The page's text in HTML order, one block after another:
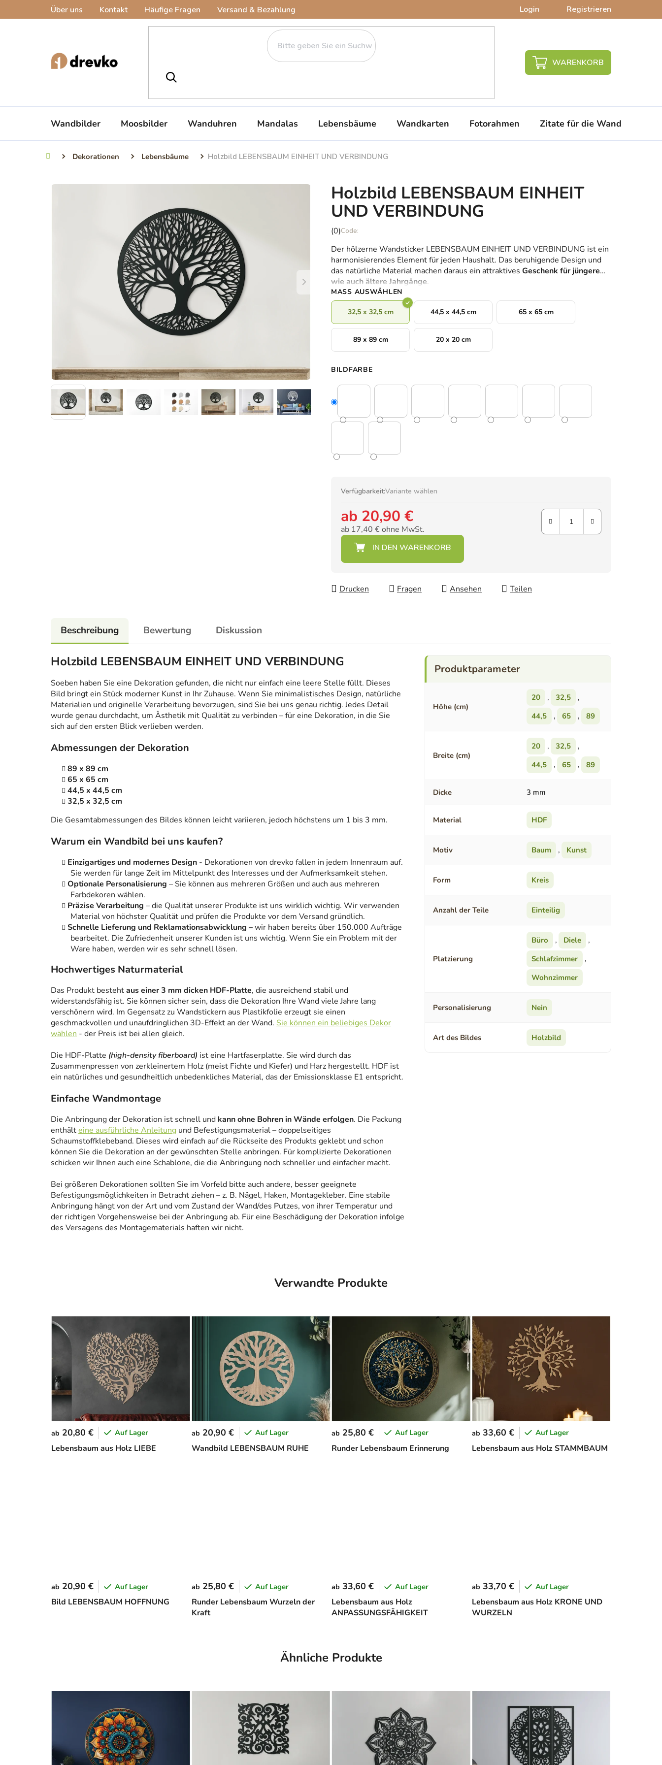
Über uns Kontakt Häufige Fragen Versand & Bezahlung Login Registrieren
WARENKORB
Wandbilder Moosbilder Wanduhren Mandalas Lebensbäume Wandkarten Fotorahmen Zitate für die Wand
StartseiteDekorationen Lebensbäume Holzbild LEBENSBAUM EINHEIT UND VERBINDUNG
Holzbild LEBENSBAUM EINHEIT
UND VERBINDUNG
Die
Produktbewertung
ist
0,0
von
5
Sternen.
(0)
Der hölzerne Wandsticker LEBENSBAUM EINHEIT UND VERBINDUNG ist ein
harmonisierendes Element für jeden Haushalt. Das beruhigende Design und
das natürliche Material machen daraus ein attraktives Geschenk für jüngere
wie auch ältere Jahrgänge.
MASS AUSWÄHLEN
32,5 x 32,5 cm 44,5 x 44,5 cm 65 x 65 cm
89 x 89 cm 20 x 20 cm
BILDFARBE
Verfügbarkeit:Variante wählen
ab 20,90 €
ab 17,40 €ohne MwSt.
Verkaufspreis:
Drucken Fragen Ansehen Teilen
Beschreibung Bewertung Diskussion
Holzbild LEBENSBAUM EINHEIT UND VERBINDUNG
Soeben haben Sie eine Dekoration gefunden, die nicht nur einfach eine leere Stelle füllt. Dieses
Bild bringt ein Stück moderner Kunst in Ihr Zuhause. Wenn Sie minimalistisches Design, natürliche
Materialien und originelle Verarbeitung bevorzugen, sind Sie bei uns genau richtig. Jedes Detail
wurde genau durchdacht, um Ästhetik mit Qualität zu verbinden – für eine Dekoration, in die Sie
sich auf den ersten Blick verlieben werden.
Abmessungen der Dekoration
89 x 89 cm
65 x 65 cm
44,5 x 44,5 cm
32,5 x 32,5 cm
Die Gesamtabmessungen des Bildes können leicht variieren, jedoch höchstens um 1 bis 3 mm.
Warum ein Wandbild bei uns kaufen?
Einzigartiges und modernes Design - Dekorationen von drevko fallen in jedem Innenraum auf.
Sie werden für lange Zeit im Mittelpunkt des Interesses und der Aufmerksamkeit stehen.
Optionale Personalisierung – Sie können aus mehreren Größen und auch aus mehreren
Farbdekoren wählen.
Präzise Verarbeitung – die Qualität unserer Produkte ist uns wirklich wichtig. Wir verwenden
Material von höchster Qualität und prüfen die Produkte vor dem Versand gründlich.
Schnelle Lieferung und Reklamationsabwicklung –wir haben bereits über 150.000 Aufträge
bearbeitet. Die Zufriedenheit unserer Kunden ist uns wichtig. Wenn Sie ein Problem mit der
Ware haben, werden wir es sehr schnell lösen.
Hochwertiges Naturmaterial
Das Produkt bestehtaus einer 3 mm dicken HDF-Platte, die ausreichend stabil und
widerstandsfähig ist. Sie können sicher sein, dass die Dekoration Ihre Wand viele Jahre lang
verschönern wird. Im Gegensatz zu Wandstickern aus Plastikfolie erzeugt sie einen
geschmackvollen und unaufdringlichen 3D-Effekt an der Wand. Sie können ein beliebiges Dekor
wählen - der Preis ist bei allen gleich.
Die HDF-Platte (high-density fiberboard) ist eine Hartfaserplatte. Sie wird durch das
Zusammenpressen von zerkleinertem Holz (meist Fichte und Kiefer) und Harz hergestellt. HDF ist
ein natürliches und gesundheitlich unbedenkliches Material, das der Emissionsklasse E1 entspricht.
Einfache Wandmontage
Die Anbringung der Dekoration ist schnell und kann ohne Bohren in Wände erfolgen. Die Packung
enthälteine ausführliche Anleitung und Befestigungsmaterial – doppelseitiges
Schaumstoffklebeband. Dieses wird einfach auf die Rückseite des Produkts geklebt und schon
können Sie die Dekoration an der gewünschten Stelle anbringen. Für komplizierte Dekorationen
schicken wir Ihnen auch eine Schablone, die die Anbringung noch schneller und einfacher macht.
Bei größeren Dekorationen sollten Sie im Vorfeld bitte auch andere, besser geeignete
Befestigungsmöglichkeiten in Betracht ziehen – z. B. Nägel, Haken, Montagekleber. Eine stabile
Anbringung hängt von der Art und vom Zustand der Wand/des Putzes, von ihrer Temperatur und
der richtigen Vorgehensweise bei der Anbringung ab. Für eine Beschädigung der Dekoration infolge
des Versagens des Montagematerials haften wir nicht.
Höhe (cm)
20 , 32,5
,
44,5
, 65 , 89
Breite (cm)
20 , 32,5
,
44,5
, 65 , 89
Dicke 3 mm
Material HDF
Motiv Baum , Kunst
Form Kreis
Anzahl der Teile Einteilig
Platzierung
Büro , Diele
,
Schlafzimmer
,
Wohnzimmer
Personalisierung Nein
Art des Bildes Holzbild
Verwandte Produkte
Lebensbaum aus Holz LIEBE
ab 20,80 € Auf Lager
Wandbild LEBENSBAUM RUHE
ab 20,90 € Auf Lager
Runder Lebensbaum Erinnerung
ab 25,80 € Auf Lager
Lebensbaum aus Holz STAMMBAUM
ab 33,60 € Auf Lager
Bild LEBENSBAUM HOFFNUNG
ab 20,90 € Auf Lager
Runder Lebensbaum Wurzeln der
Kraft
ab 25,80 € Auf Lager
Lebensbaum aus Holz
ANPASSUNGSFÄHIGKEIT
ab 33,60 € Auf Lager
Lebensbaum aus Holz KRONE UND
WURZELN
ab 33,70 € Auf Lager
Ähnliche Produkte